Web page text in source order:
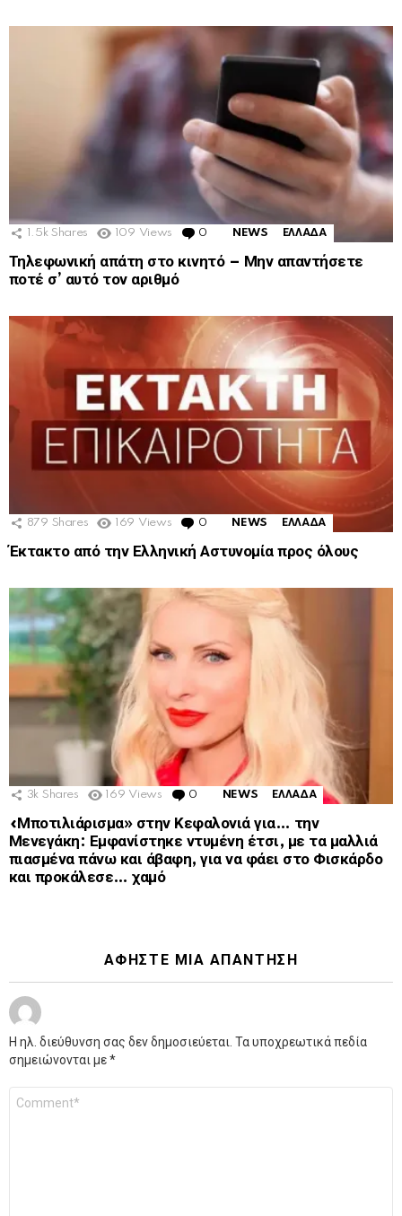
1.5k Shares 109 Views 0 Comments
NEWS ΕΛΛΑΔΑ
Τηλεφωνική απάτη στο κινητό – Μην απαντήσετε
ποτέ σ’ αυτό τον αριθμό
879 Shares 169 Views 0 Comments
NEWS ΕΛΛΑΔΑ
Έκτακτο από την Ελληνική Αστυνομία προς όλους
3k Shares 169 Views 0 Comments
NEWS ΕΛΛΑΔΑ
«Μποτιλιάρισμα» στην Κεφαλονιά για… την
Μενεγάκη: Εμφανίστηκε ντυμένη έτσι, με τα μαλλιά
πιασμένα πάνω και άβαφη, για να φάει στο Φισκάρδο
και προκάλεσε… χαμό
ΑΦΉΣΤΕ ΜΙΑ ΑΠΆΝΤΗΣΗ
Η ηλ. διεύθυνση σας δεν δημοσιεύεται. Τα υποχρεωτικά πεδία
σημειώνονται με*